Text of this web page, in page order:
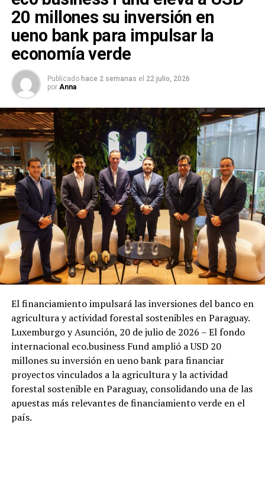
20 millones su inversión en
ueno bank para impulsar la
economía verde
Publicado hace 2 semanas el 22 julio, 2026
por Anna
El financiamiento impulsará las inversiones del banco en
agricultura y actividad forestal sostenibles en Paraguay.
Luxemburgo y Asunción, 20 de julio de 2026 – El fondo
internacional eco.business Fund amplió a USD 20
millones su inversión en ueno bank para financiar
proyectos vinculados a la agricultura y la actividad
forestal sostenible en Paraguay, consolidando una de las
apuestas más relevantes de financiamiento verde en el
país.